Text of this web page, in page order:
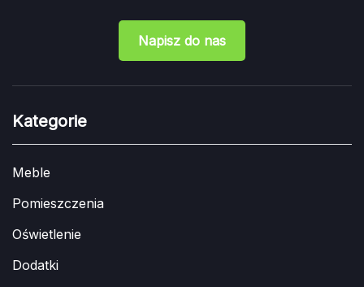
Napisz do nas
Kategorie
Meble
Pomieszczenia
Oświetlenie
Dodatki